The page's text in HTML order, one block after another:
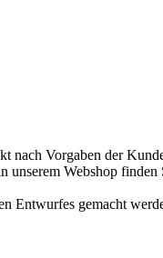
Vorgaben der
unserem Webshop finden
Entwurfes gemacht